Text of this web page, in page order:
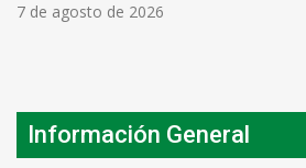
7 de agosto de 2026
Información General